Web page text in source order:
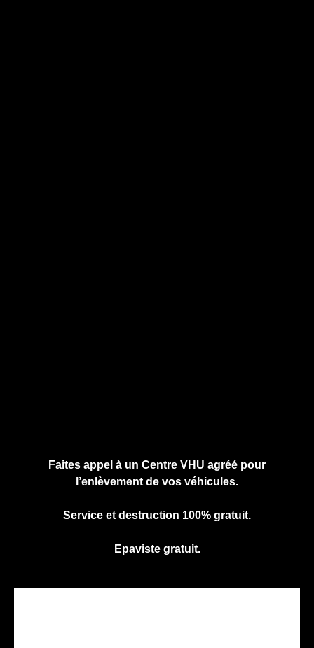
Faites appel à un Centre VHU agréé pour
l’enlèvement de vos véhicules.
Service et destruction 100% gratuit.
Epaviste gratuit.